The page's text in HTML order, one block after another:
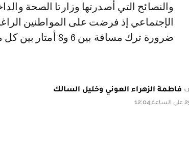
والنصائح التي أصدرتها وزارتا الصحة
الإجتماعي إذ فرضت على المواطنين
ضرورة ترك مسافة بين 6 و8 أمتار بين كل مظلة وأخرى.
فاطمة الزهراء العوني وخليل السالك